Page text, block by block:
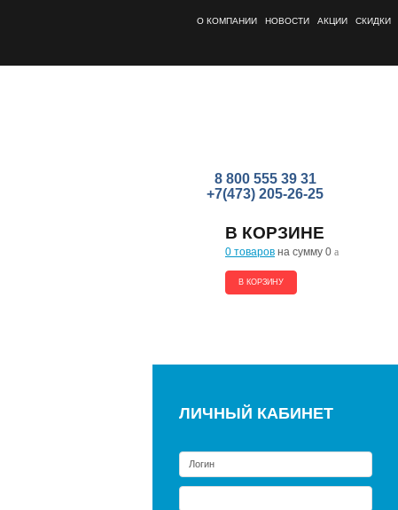
О КОМПАНИИ НОВОСТИ АКЦИИ СКИДКИ
8 800 555 39 31
+7(473) 205-26-25
В КОРЗИНЕ
0 товаров на сумму 0 a
В КОРЗИНУ
ЛИЧНЫЙ КАБИНЕТ